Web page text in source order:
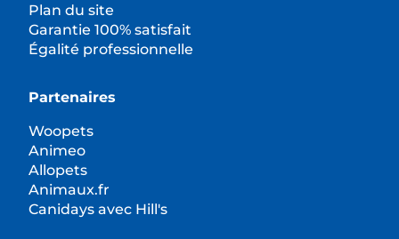
Plan du site
Garantie 100% satisfait
Égalité professionnelle
Partenaires
Woopets
Animeo
Allopets
Animaux.fr
Canidays avec Hill's